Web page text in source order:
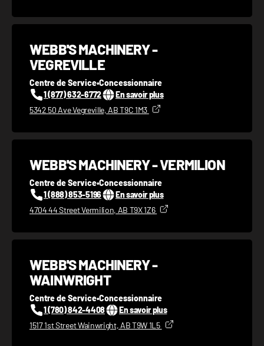
WEBB'S MACHINERY -
VEGREVILLE
Centre de Service•Concessionnaire
1 (877) 632-6772
En savoir plus
5342 50 Ave Vegreville, AB T9C 1M3
WEBB'S MACHINERY - VERMILION
Centre de Service•Concessionnaire
1 (888) 853-5196
En savoir plus
4704 44 Street Vermilion, AB T9X 1Z6
WEBB'S MACHINERY -
WAINWRIGHT
Centre de Service•Concessionnaire
1 (780) 842-4408
En savoir plus
1517 1st Street Wainwright, AB T9W 1L5